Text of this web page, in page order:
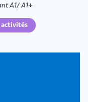
activités
A1/ A1+